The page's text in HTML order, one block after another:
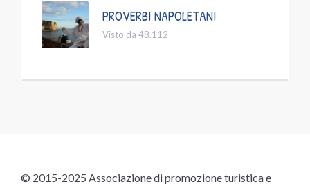
PROVERBI NAPOLETANI
Visto da 48.112
© 2015-2025 Associazione di promozione turistica e